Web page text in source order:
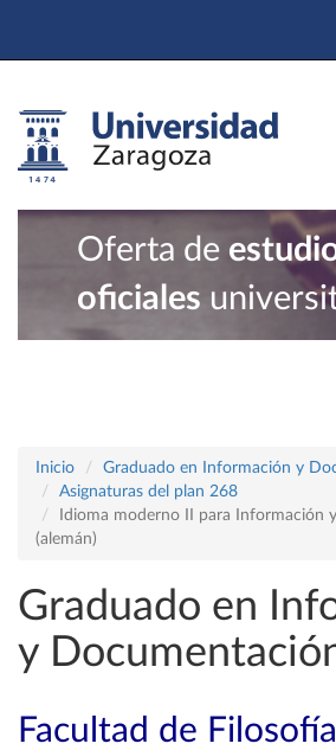
Oferta de
oficiales
Inicio
Graduado en Información y
Asignaturas del plan 268
Idioma moderno II para Información
(alemán)
Graduado en
y
Facultad de